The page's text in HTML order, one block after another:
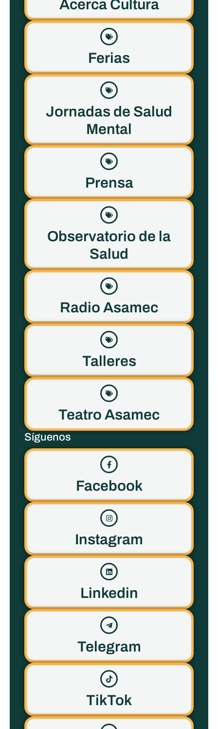
Acerca Cultura
Ferias
Jornadas de Salud
Mental
Prensa
Observatorio de la
Salud
Radio Asamec
Talleres
Teatro Asamec
Síguenos
Facebook
Instagram
Linkedin
Telegram
TikTok